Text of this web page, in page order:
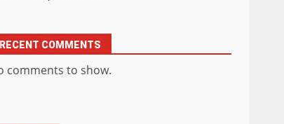
RECENT COMMENTS
comments to show.